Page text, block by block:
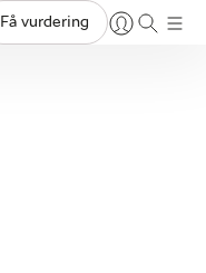
Få vurdering